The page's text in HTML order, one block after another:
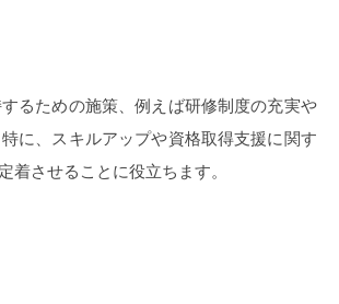
るための施策、例えば研修制度の充実や
に、スキルアップや資格取得支援に関す
させることに役立ちます。